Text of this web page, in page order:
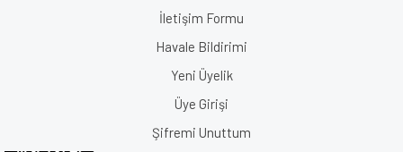
İletişim Formu
Havale Bildirimi
Yeni Üyelik
Üye Girişi
Şifremi Unuttum